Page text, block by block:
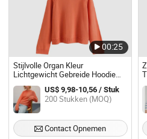
00:25
Stijlvolle Organ Kleur
Lichtgewicht Gebreide Hoodie
Trui voor Vrouwen
US$ 9,98-10,56 / Stuk
200 Stukken (MOQ)
Contact Opnemen